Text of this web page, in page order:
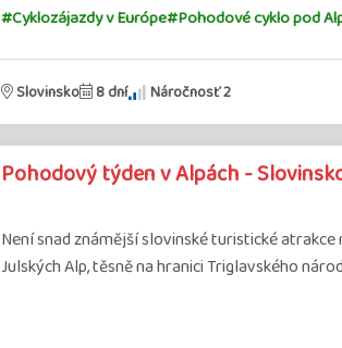
#Cyklozájazdy v Európe#Pohodové cyklo pod
Slovinsko 8 dní Náročnosť 2
Pohodový týden v Alpách -
Není snad známější slovinské turistické
Julských Alp, těsně na hranici Triglavského